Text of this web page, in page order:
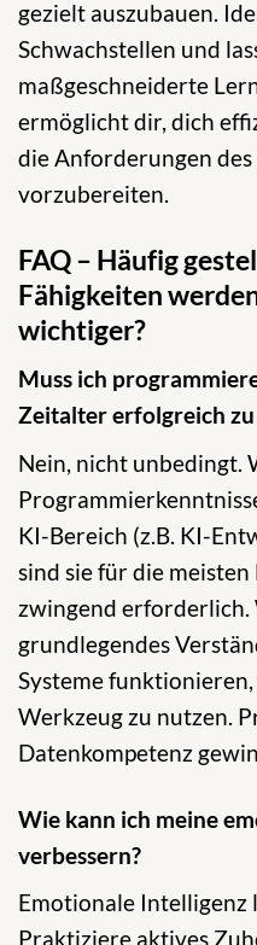
gezielt auszubauen.
Schwachstellen und
maßgeschneiderte
ermöglicht dir, dich
die Anforderungen
vorzubereiten.
FAQ – Häufig
Fähigkeiten
wichtiger?
Muss ich
Zeitalter erfolgreich zu
Nein, nicht unbedingt.
KI-Bereich (z.B. KI-
sind sie für die
zwingend erforderlich.
grundlegendes
Systeme
Werkzeug zu nutzen.
Datenkompetenz
Wie kann ich meine
verbessern?
Emotionale Intelligenz
Praktiziere aktives